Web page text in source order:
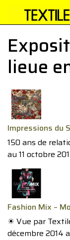
lieue
Impressions du
150 ans de
au 11 octobre
Fashion Mix –
☀ Vue par
décembre 2014